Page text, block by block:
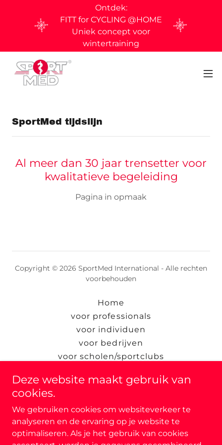
Ontdek:
FITT for CYCLING @HOME
Uniek concept voor
wintertraining
SportMed tijdslijn
Al meer dan 30 jaar trensetter voor
kwalitatieve begeleiding
Pagina in opmaak
Copyright © 2026 SportMed International - Alle rechten
voorbehouden
Home
voor professionals
voor individuen
voor bedrijven
voor scholen/sportclubs
SportMed Development
Blog en info
Support
Privacybeleid
Deze website maakt gebruik van
cookies.
We gebruiken cookies om websiteverkeer te
analyseren en de ervaring op je website te
optimaliseren. Als je het gebruik van cookies